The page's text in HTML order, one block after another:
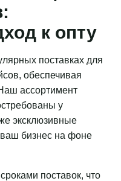
к опту
поставках для
обеспечивая
ассортимент
у
эксклюзивные
бизнес на фоне
поставок, что